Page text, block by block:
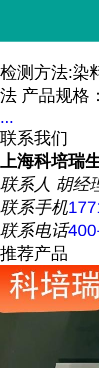
检测方法:染
法 产品规格
...
联系我们
上海科培瑞
联系人 胡经
联系手机
联系电话
推荐产品